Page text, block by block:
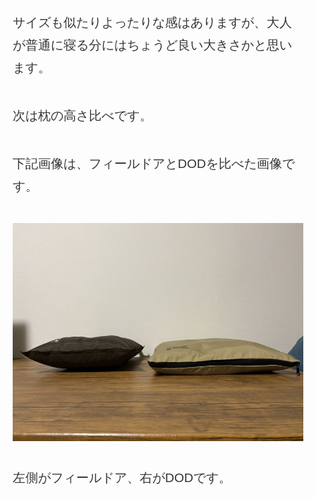
サイズも似たりよったりな感はありますが、大人
が普通に寝る分にはちょうど良い大きさかと思い
ます。
次は枕の高さ比べです。
下記画像は、フィールドアとDODを比べた画像で
す。
左側がフィールドア、右がDODです。